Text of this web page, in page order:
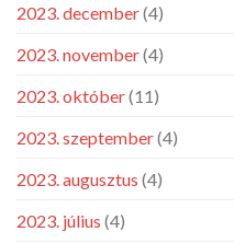
2023. december(4)
2023. november(4)
2023. október(11)
2023. szeptember(4)
2023. augusztus (4)
2023. július (4)